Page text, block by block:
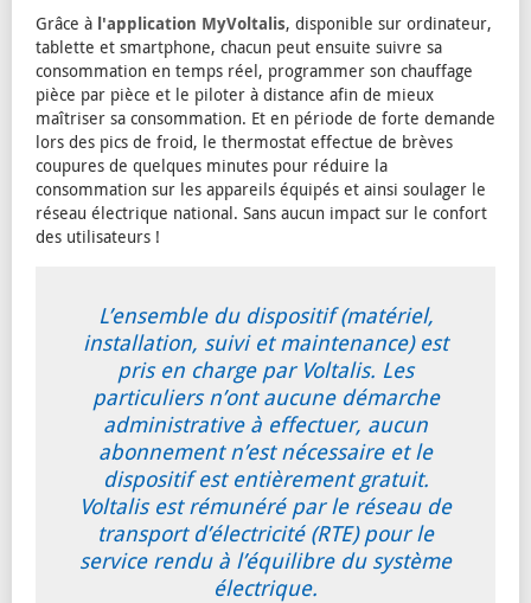
Grâce à l'application MyVoltalis, disponible sur ordinateur,
tablette et smartphone, chacun peut ensuite suivre sa
consommation en temps réel, programmer son chauffage
pièce par pièce et le piloter à distance afin de mieux
maîtriser sa consommation. Et en période de forte demande
lors des pics de froid, le thermostat effectue de brèves
coupures de quelques minutes pour réduire la
consommation sur les appareils équipés et ainsi soulager le
réseau électrique national. Sans aucun impact sur le confort
des utilisateurs !
L’ensemble du dispositif (matériel,
installation, suivi et maintenance) est
pris en charge par Voltalis. Les
particuliers n’ont aucune démarche
administrative à effectuer, aucun
abonnement n’est nécessaire et le
dispositif est entièrement gratuit.
Voltalis est rémunéré par le réseau de
transport d’électricité (RTE) pour le
service rendu à l’équilibre du système
électrique.